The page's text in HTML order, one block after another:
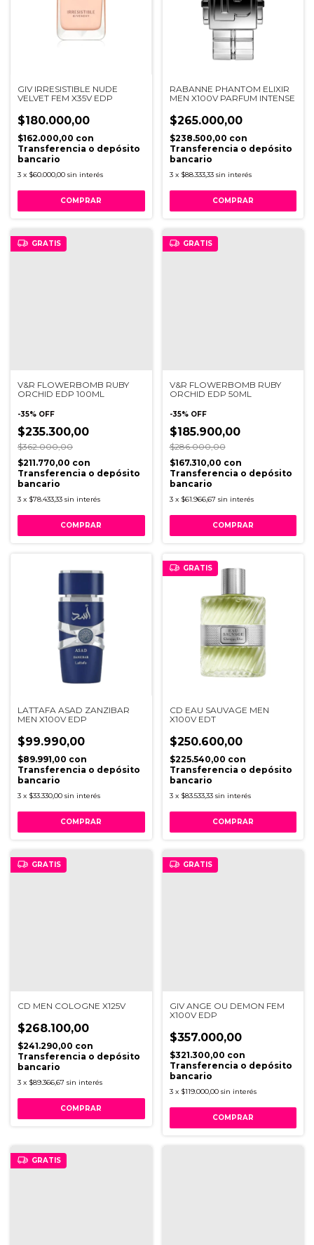
GIV IRRESISTIBLE NUDE
VELVET FEM X35V EDP
$180.000,00
$162.000,00 con
Transferencia o depósito
bancario
3 x $60.000,00 sin interés
RABANNE PHANTOM ELIXIR
MEN X100V PARFUM INTENSE
$265.000,00
$238.500,00 con
Transferencia o depósito
bancario
3 x $88.333,33 sin interés
GRATIS
V&R FLOWERBOMB RUBY
ORCHID EDP 100ML
-35% OFF
$235.300,00
$362.000,00
$211.770,00 con
Transferencia o depósito
bancario
3 x $78.433,33 sin interés
GRATIS
V&R FLOWERBOMB RUBY
ORCHID EDP 50ML
-35% OFF
$185.900,00
$286.000,00
$167.310,00 con
Transferencia o depósito
bancario
3 x $61.966,67 sin interés
LATTAFA ASAD ZANZIBAR
MEN X100V EDP
$99.990,00
$89.991,00 con
Transferencia o depósito
bancario
3 x $33.330,00 sin interés
GRATIS
CD EAU SAUVAGE MEN
X100V EDT
$250.600,00
$225.540,00 con
Transferencia o depósito
bancario
3 x $83.533,33 sin interés
GRATIS
CD MEN COLOGNE X125V
$268.100,00
$241.290,00 con
Transferencia o depósito
bancario
3 x $89.366,67 sin interés
GRATIS
GIV ANGE OU DEMON FEM
X100V EDP
$357.000,00
$321.300,00 con
Transferencia o depósito
bancario
3 x $119.000,00 sin interés
GRATIS